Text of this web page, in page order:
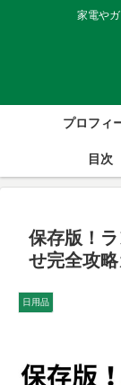
家電や
プロフィ
目次
保存版！
せ完全攻
日用品